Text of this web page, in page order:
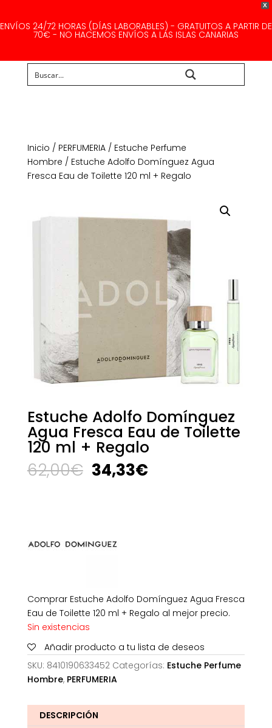
X
ENVÍOS 24/72 HORAS (DÍAS LABORABLES) - GRATUITOS A PARTIR DE
70€ - NO HACEMOS ENVÍOS A LAS ISLAS CANARIAS
Inicio / PERFUMERIA/ Estuche Perfume
Hombre / Estuche Adolfo Domínguez Agua
Fresca Eau de Toilette 120 ml + Regalo
Estuche Adolfo Domínguez
Agua Fresca Eau de Toilette
120 ml + Regalo
62,00€ El
precio
34,33€El
Comprar Estuche Adolfo Domínguez Agua Fresca
Eau de Toilette 120 ml + Regalo al mejor precio.
Sin existencias
Añadir producto a tu lista de deseos
SKU: 8410190633452 Categorías: Estuche Perfume
Hombre, PERFUMERIA
DESCRIPCIÓN